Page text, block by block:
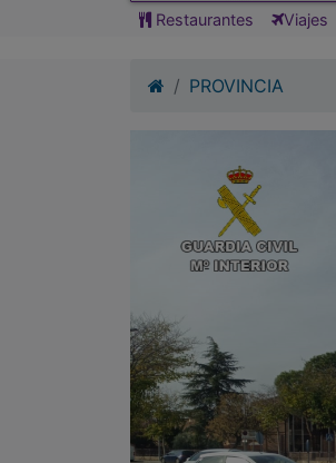
Restaurantes Viajes
PROVINCIA